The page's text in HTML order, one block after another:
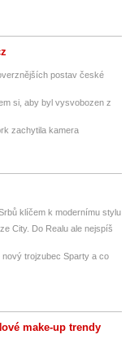
postav české
si, aby byl vysvobozen z
zachytila kamera
klíčem k modernímu stylu
City. Do Realu ale nejspíš
nový trojzubec Sparty a co
make-up trendy